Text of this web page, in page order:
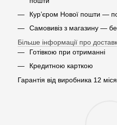
Кур’єром Нової пошти —
Самовивіз з магазину —
Більше інформації про
Готівкою при отриманні
Кредитною карткою
Гарантія від виробника 12